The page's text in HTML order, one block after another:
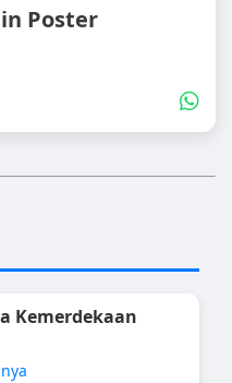
Poster
Kemerdekaan